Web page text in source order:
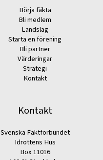
Börja fäkta
Bli medlem
Landslag
Starta en förening
Bli partner
Värderingar
Strategi
Kontakt
Kontakt
Svenska Fäktförbundet
Idrottens Hus
Box 11016